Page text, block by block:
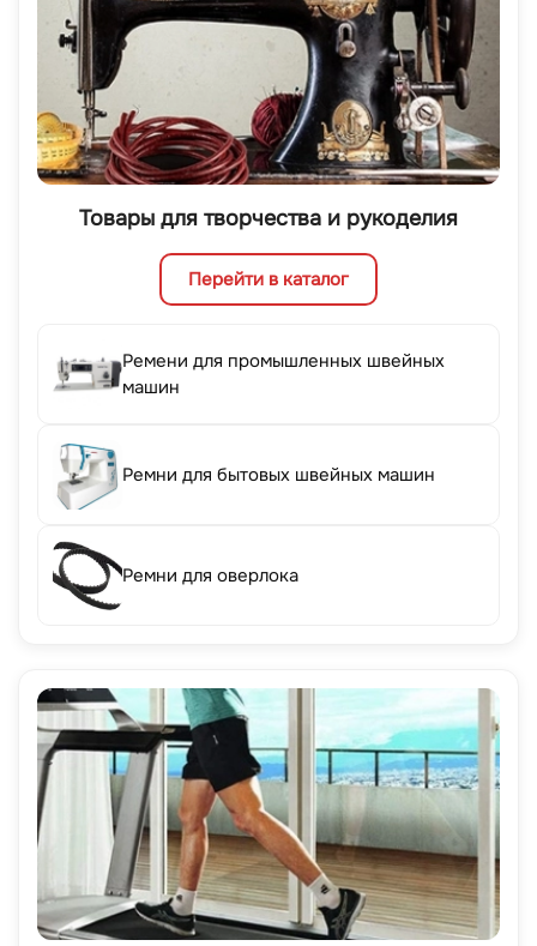
Товары для творчества и рукоделия
Перейти в каталог
Ремени для промышленных швейных
машин
Ремни для бытовых швейных машин
Ремни для оверлока